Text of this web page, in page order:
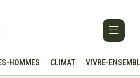
HOMMES CLIMAT VIVRE-